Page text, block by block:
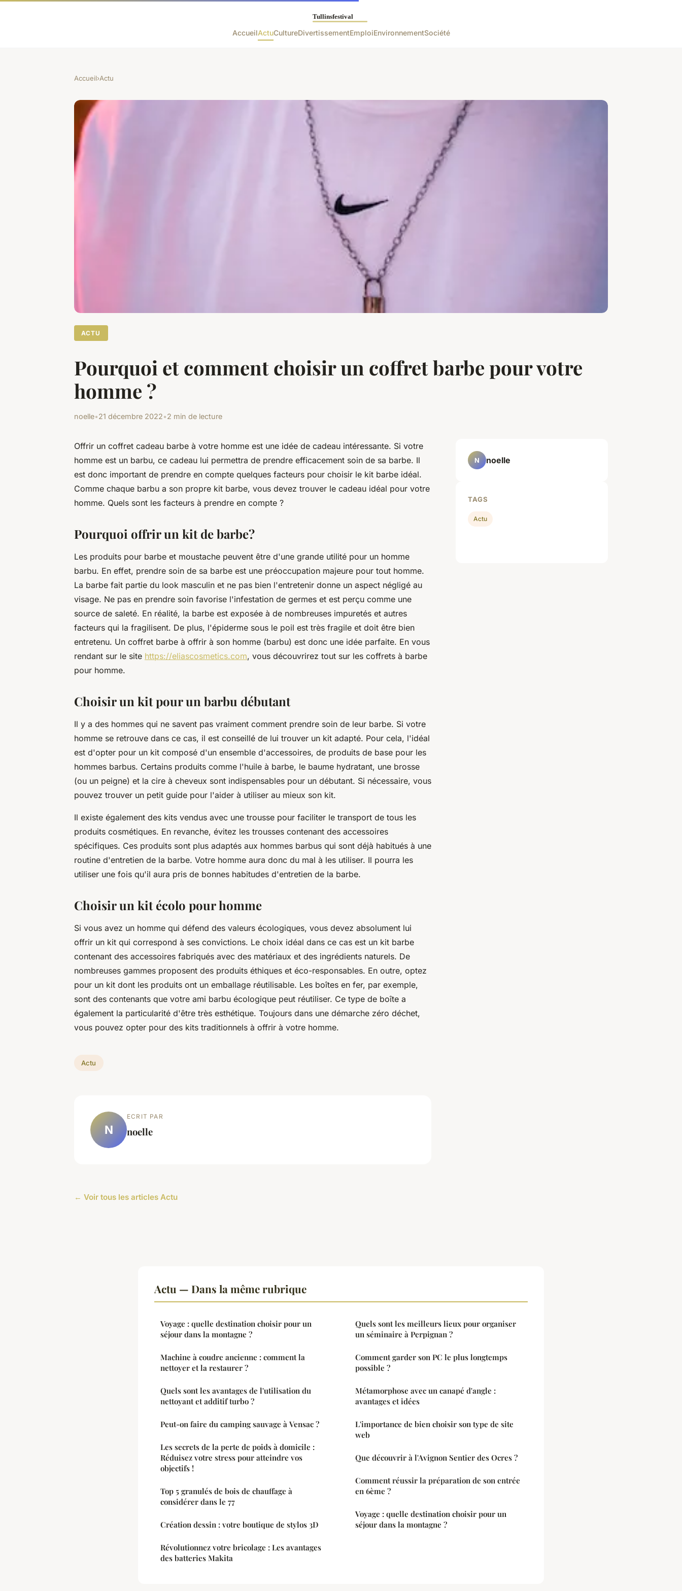
AccueilActuCultureDivertissementEmploiEnvironnementSociété
Accueil›Actu
ACTU
Pourquoi et comment choisir un coffret barbe pour votre
homme ?
noelle•21 décembre 2022•2 min de lecture
Offrir un coffret cadeau barbe à votre homme est une idée de cadeau intéressante. Si votre
homme est un barbu, ce cadeau lui permettra de prendre efficacement soin de sa barbe. Il
est donc important de prendre en compte quelques facteurs pour choisir le kit barbe idéal.
Comme chaque barbu a son propre kit barbe, vous devez trouver le cadeau idéal pour votre
homme. Quels sont les facteurs à prendre en compte ?
Pourquoi offrir un kit de barbe?
Les produits pour barbe et moustache peuvent être d'une grande utilité pour un homme
barbu. En effet, prendre soin de sa barbe est une préoccupation majeure pour tout homme.
La barbe fait partie du look masculin et ne pas bien l'entretenir donne un aspect négligé au
visage. Ne pas en prendre soin favorise l'infestation de germes et est perçu comme une
source de saleté. En réalité, la barbe est exposée à de nombreuses impuretés et autres
facteurs qui la fragilisent. De plus, l'épiderme sous le poil est très fragile et doit être bien
entretenu. Un coffret barbe à offrir à son homme (barbu) est donc une idée parfaite. En vous
rendant sur le site https://eliascosmetics.com, vous découvrirez tout sur les coffrets à barbe
pour homme.
Choisir un kit pour un barbu débutant
Il y a des hommes qui ne savent pas vraiment comment prendre soin de leur barbe. Si votre
homme se retrouve dans ce cas, il est conseillé de lui trouver un kit adapté. Pour cela, l'idéal
est d'opter pour un kit composé d'un ensemble d'accessoires, de produits de base pour les
hommes barbus. Certains produits comme l'huile à barbe, le baume hydratant, une brosse
(ou un peigne) et la cire à cheveux sont indispensables pour un débutant. Si nécessaire, vous
pouvez trouver un petit guide pour l'aider à utiliser au mieux son kit.
Il existe également des kits vendus avec une trousse pour faciliter le transport de tous les
produits cosmétiques. En revanche, évitez les trousses contenant des accessoires
spécifiques. Ces produits sont plus adaptés aux hommes barbus qui sont déjà habitués à une
routine d'entretien de la barbe. Votre homme aura donc du mal à les utiliser. Il pourra les
utiliser une fois qu'il aura pris de bonnes habitudes d'entretien de la barbe.
Choisir un kit écolo pour homme
Si vous avez un homme qui défend des valeurs écologiques, vous devez absolument lui
offrir un kit qui correspond à ses convictions. Le choix idéal dans ce cas est un kit barbe
contenant des accessoires fabriqués avec des matériaux et des ingrédients naturels. De
nombreuses gammes proposent des produits éthiques et éco-responsables. En outre, optez
pour un kit dont les produits ont un emballage réutilisable. Les boîtes en fer, par exemple,
sont des contenants que votre ami barbu écologique peut réutiliser. Ce type de boîte a
également la particularité d'être très esthétique. Toujours dans une démarche zéro déchet,
vous pouvez opter pour des kits traditionnels à offrir à votre homme.
Actu
N
ECRIT PAR
noelle
← Voir tous les articles Actu
N noelle
TAGS
Actu
Actu — Dans la même rubrique
Voyage : quelle destination choisir pour un
séjour dans la montagne ?
Machine à coudre ancienne : comment la
nettoyer et la restaurer ?
Quels sont les avantages de l'utilisation du
nettoyant et additif turbo ?
Peut-on faire du camping sauvage à Vensac ?
Les secrets de la perte de poids à domicile :
Réduisez votre stress pour atteindre vos
objectifs !
Top 5 granulés de bois de chauffage à
considérer dans le 77
Création dessin : votre boutique de stylos 3D
Révolutionnez votre bricolage : Les avantages
des batteries Makita
Quels sont les meilleurs lieux pour organiser
un séminaire à Perpignan ?
Comment garder son PC le plus longtemps
possible ?
Métamorphose avec un canapé d'angle :
avantages et idées
L'importance de bien choisir son type de site
web
Que découvrir à l'Avignon Sentier des Ocres ?
Comment réussir la préparation de son entrée
en 6ème ?
Voyage : quelle destination choisir pour un
séjour dans la montagne ?